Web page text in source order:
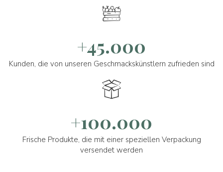
+45.000
Kunden, die von unseren Geschmackskünstlern zufrieden sind
+100.000
Frische Produkte, die mit einer speziellen Verpackung
versendet werden